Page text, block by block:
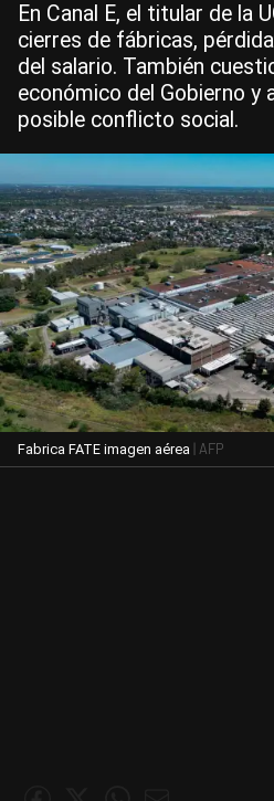
En Canal E, el titular de la
cierres de fábricas,
del salario. También
económico del Gobierno y
posible conflicto social.
Fabrica FATE imagen aérea | AFP